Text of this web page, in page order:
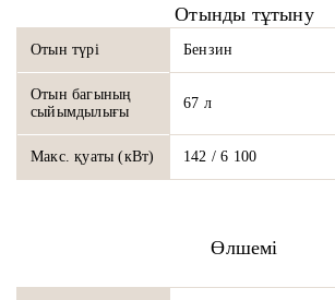
Отынды тұтыну
Отын түрі Бензин
Отын багының
сыйымдылығы
67 л
Макс. қуаты (кВт) 142 / 6 100
Өлшемі